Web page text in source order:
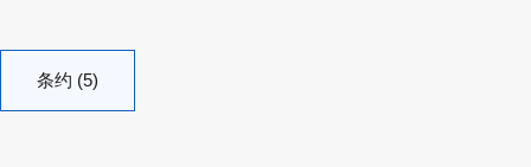
条约 (5)